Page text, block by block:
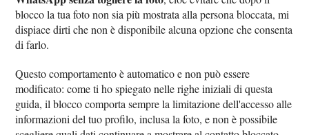
blocco la tua foto non sia più mostrata alla persona bloccata, mi
dispiace dirti che non è disponibile alcuna opzione che consenta
di farlo.
Questo comportamento è automatico e non può essere
modificato: come ti ho spiegato nelle righe iniziali di questa
guida, il blocco comporta sempre la limitazione dell'accesso alle
informazioni del tuo profilo, inclusa la foto, e non è possibile